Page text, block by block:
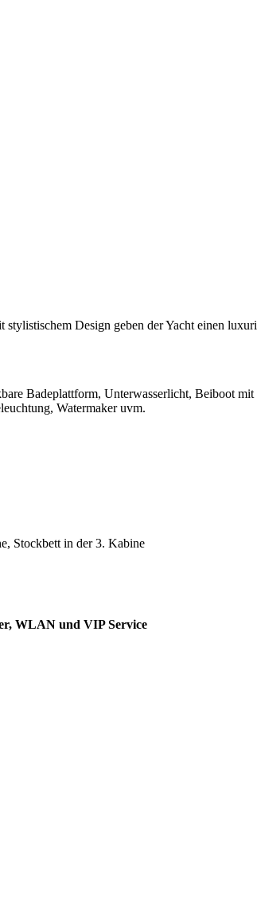
Design geben der Yacht einen
Badeplattform, Unterwasserlicht, Beiboot
Watermaker uvm.
Stockbett in der 3. Kabine
WLAN und VIP Service